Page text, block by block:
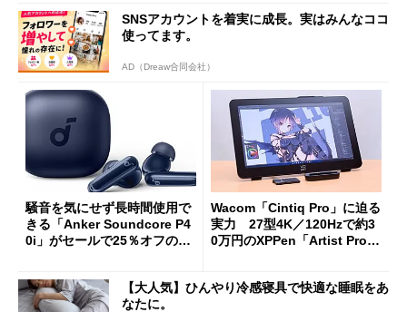
SNSアカウントを着実に成長。実はみんなココ
使ってます。
AD（Dreaw合同会社）
騒音を気にせず長時間使用で
きる「Anker Soundcore P4
0i」がセールで25％オフの59
Wacom「Cintiq Pro」に迫る
実力 27型4K／120Hzで約3
0万円のXPPen「Artist Pro 2
【大人気】ひんやり冷感寝具で快適な睡眠をあ
なたに。